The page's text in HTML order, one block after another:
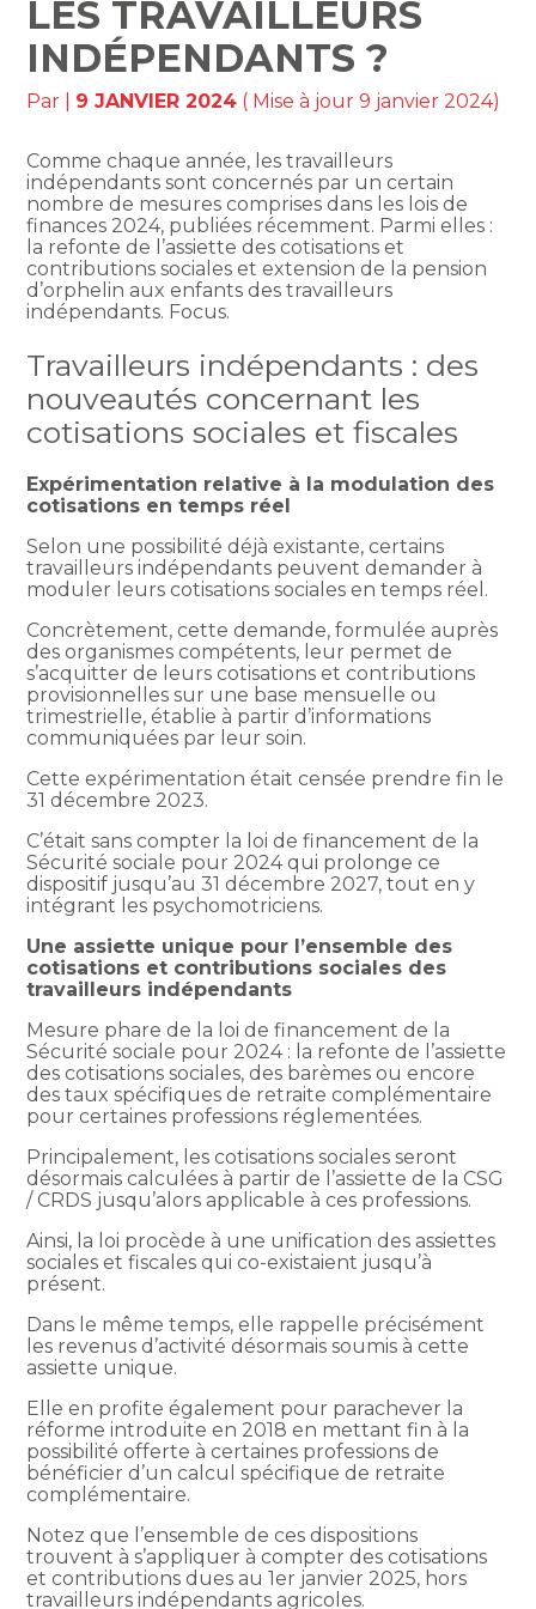
LES TRAVAILLEURS
INDÉPENDANTS ?
Par 9 JANVIER 2024 ( Mise à jour 9 janvier 2024)
Comme chaque année, les travailleurs
indépendants sont concernés par un certain
nombre de mesures comprises dans les lois de
finances 2024, publiées récemment. Parmi elles :
la refonte de l’assiette des cotisations et
contributions sociales et extension de la pension
d’orphelin aux enfants des travailleurs
indépendants. Focus.
Travailleurs indépendants : des
nouveautés concernant les
cotisations sociales et fiscales
Expérimentation relative à la modulation des
cotisations en temps réel
Selon une possibilité déjà existante, certains
travailleurs indépendants peuvent demander à
moduler leurs cotisations sociales en temps réel.
Concrètement, cette demande, formulée auprès
des organismes compétents, leur permet de
s’acquitter de leurs cotisations et contributions
provisionnelles sur une base mensuelle ou
trimestrielle, établie à partir d’informations
communiquées par leur soin.
Cette expérimentation était censée prendre fin le
31 décembre 2023.
C’était sans compter la loi de financement de la
Sécurité sociale pour 2024 qui prolonge ce
dispositif jusqu’au 31 décembre 2027, tout en y
intégrant les psychomotriciens.
Une assiette unique pour l’ensemble des
cotisations et contributions sociales des
travailleurs indépendants
Mesure phare de la loi de financement de la
Sécurité sociale pour 2024 : la refonte de l’assiette
des cotisations sociales, des barèmes ou encore
des taux spécifiques de retraite complémentaire
pour certaines professions réglementées.
Principalement, les cotisations sociales seront
désormais calculées à partir de l’assiette de la CSG
/ CRDS jusqu’alors applicable à ces professions.
Ainsi, la loi procède à une unification des assiettes
sociales et fiscales qui co-existaient jusqu’à
présent.
Dans le même temps, elle rappelle précisément
les revenus d’activité désormais soumis à cette
assiette unique.
Elle en profite également pour parachever la
réforme introduite en 2018 en mettant fin à la
possibilité offerte à certaines professions de
bénéficier d’un calcul spécifique de retraite
complémentaire.
Notez que l’ensemble de ces dispositions
trouvent à s’appliquer à compter des cotisations
et contributions dues au 1er janvier 2025, hors
travailleurs indépendants agricoles.